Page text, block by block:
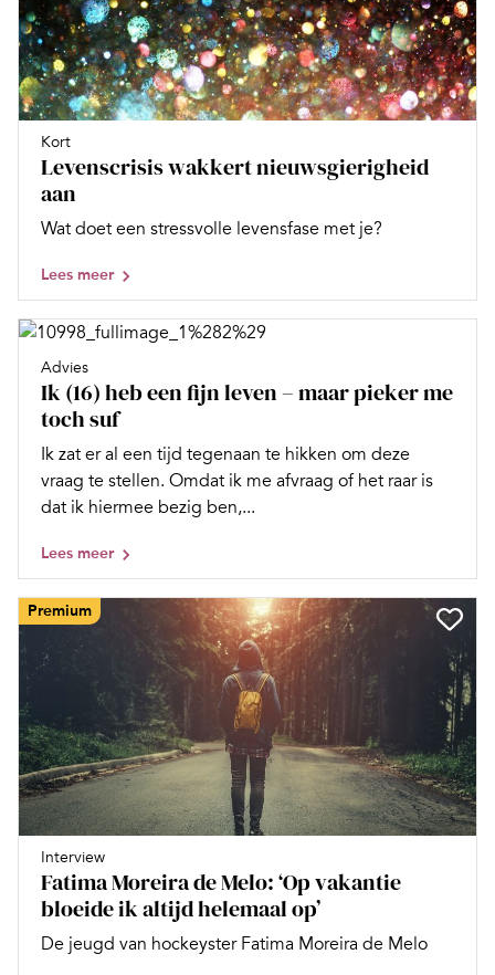
Kort
Levenscrisis wakkert nieuwsgierigheid
aan
Wat doet een stressvolle levensfase met je?
Lees meer
Advies
Ik (16) heb een fijn leven – maar pieker me
toch suf
Ik zat er al een tijd tegenaan te hikken om deze
vraag te stellen. Omdat ik me afvraag of het raar is
dat ik hiermee bezig ben,...
Lees meer
Premium
Interview
Fatima Moreira de Melo: ‘Op vakantie
bloeide ik altijd helemaal op’
De jeugd van hockeyster Fatima Moreira de Melo